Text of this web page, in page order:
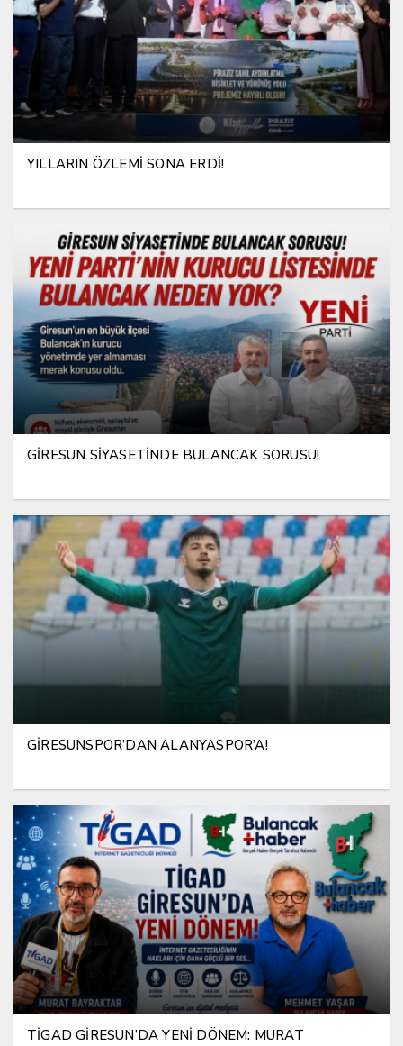
YILLARIN ÖZLEMİ SONA ERDİ!
GİRESUN SİYASETİNDE BULANCAK SORUSU!
GİRESUNSPOR’DAN ALANYASPOR’A!
TİGAD GİRESUN’DA YENİ DÖNEM: MURAT